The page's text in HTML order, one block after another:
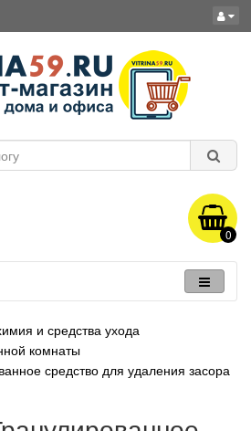
0
и средства ухода
комнаты
средство для удаления засора